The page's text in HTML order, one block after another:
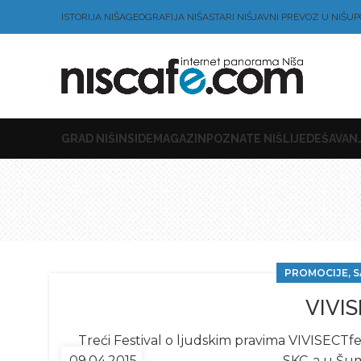
ISTORIJA NIŠAGEOGRAFIJA NIŠASTARI NIŠJAVNI PREVOZ U NIŠU
GRAD NIŠ INSIDE MAGAZIN POZNATE NIŠLIJE
PROMOCIJE,
Treći Festival o ljudskim pravima